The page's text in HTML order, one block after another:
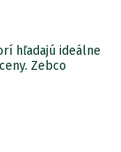
hľadajú ideálne
Zebco